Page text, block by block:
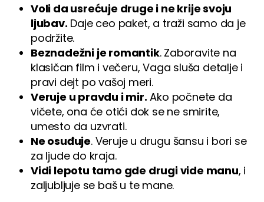
Voli da usrećuje druge i ne krije svoju
ljubav. Daje ceo paket, a traži samo da je
podržite.
Beznadežni je romantik. Zaboravite na
klasičan film i večeru, Vaga sluša detalje i
pravi dejt po vašoj meri.
Veruje u pravdu i mir. Ako počnete da
vičete, ona će otići dok se ne smirite,
umesto da uzvrati.
Ne osuđuje. Veruje u drugu šansu i bori se
za ljude do kraja.
Vidi lepotu tamo gde drugi vide manu, i
zaljubljuje se baš u te mane.